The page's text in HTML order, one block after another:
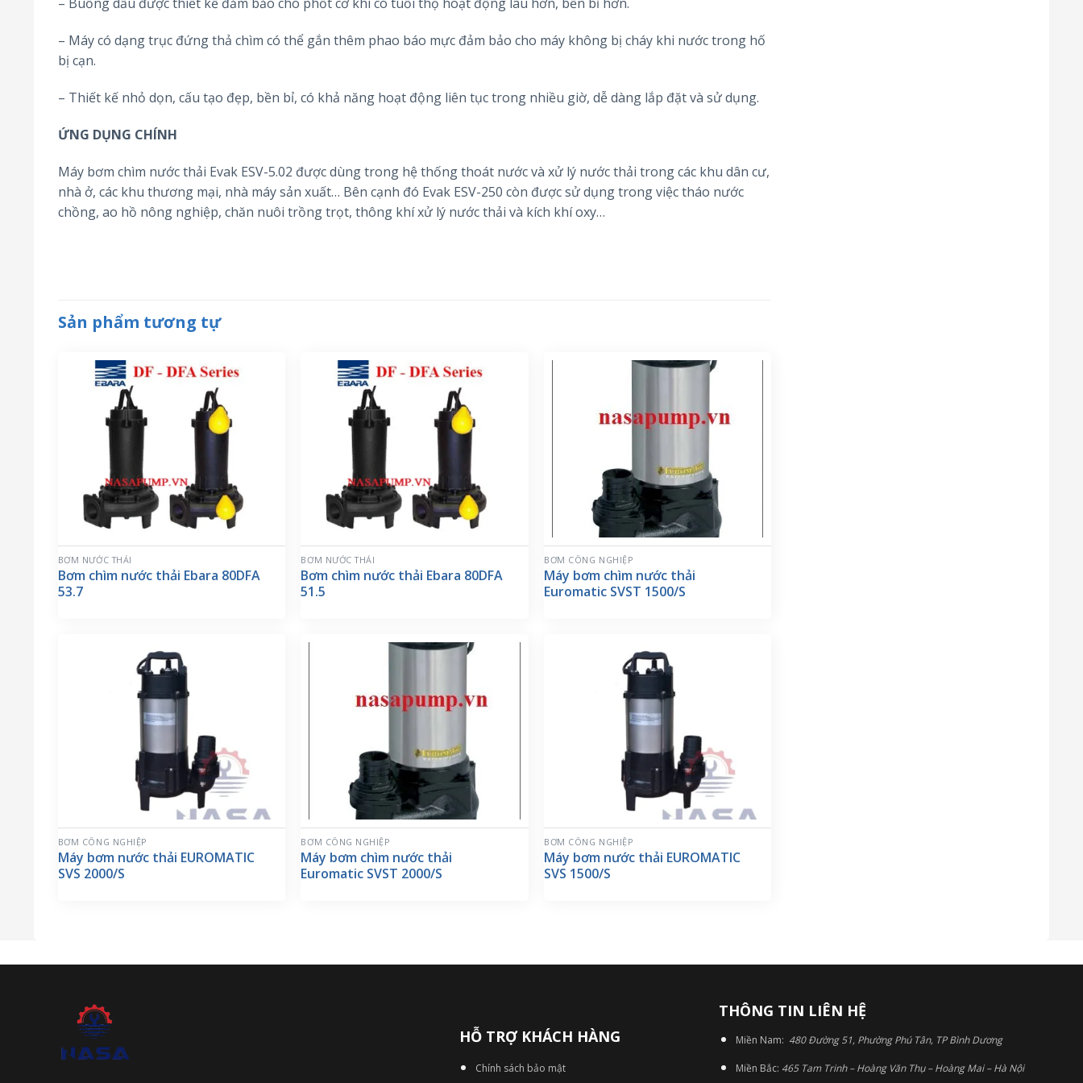
– Buồng dầu được thiết kế đảm bảo cho phốt cơ khí có tuổi thọ hoạt động lâu hơn, bền bỉ hơn.
– Máy có dạng trục đứng thả chìm có thể gắn thêm phao báo mực đảm bảo cho máy không bị cháy khi nước trong hố
bị cạn.
– Thiết kế nhỏ dọn, cấu tạo đẹp, bền bỉ, có khả năng hoạt động liên tục trong nhiều giờ, dễ dàng lắp đặt và sử dụng.
ỨNG DỤNG CHÍNH
Máy bơm chìm nước thải Evak ESV-5.02 được dùng trong hệ thống thoát nước và xử lý nước thải trong các khu dân cư,
nhà ở, các khu thương mại, nhà máy sản xuất… Bên cạnh đó Evak ESV-250 còn được sử dụng trong việc tháo nước
chồng, ao hồ nông nghiệp, chăn nuôi trồng trọt, thông khí xử lý nước thải và kích khí oxy…
Sản phẩm tương tự
BƠM NƯỚC THẢI
Bơm chìm nước thải Ebara 80DFA
53.7
BƠM NƯỚC THẢI
Bơm chìm nước thải Ebara 80DFA
51.5
BƠM CÔNG NGHIỆP
Máy bơm chìm nước thải
Euromatic SVST 1500/S
BƠM CÔNG NGHIỆP
Máy bơm nước thải EUROMATIC
SVS 2000/S
BƠM CÔNG NGHIỆP
Máy bơm chìm nước thải
Euromatic SVST 2000/S
BƠM CÔNG NGHIỆP
Máy bơm nước thải EUROMATIC
SVS 1500/S
HỖ TRỢ KHÁCH HÀNG
Chính sách bảo mật
THÔNG TIN LIÊN HỆ
Miền Nam: 480 Đường 51, Phường Phú Tân, TP Bình Dương
Miền Bắc: 465 Tam Trinh – Hoàng Văn Thụ – Hoàng Mai – Hà Nội